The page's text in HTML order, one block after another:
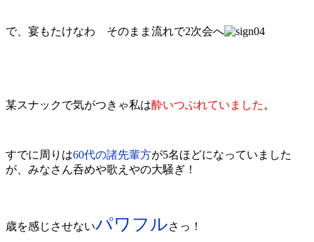
で、宴もたけなわ そのまま流れで2次会へ
某スナックで気がつきゃ私は酔いつぶれていました 。
すでに周りは60代の諸先輩方が5名ほどになっていました
が、みなさん呑めや歌えやの大騒ぎ！
歳を感じさせないパワフルさっ！